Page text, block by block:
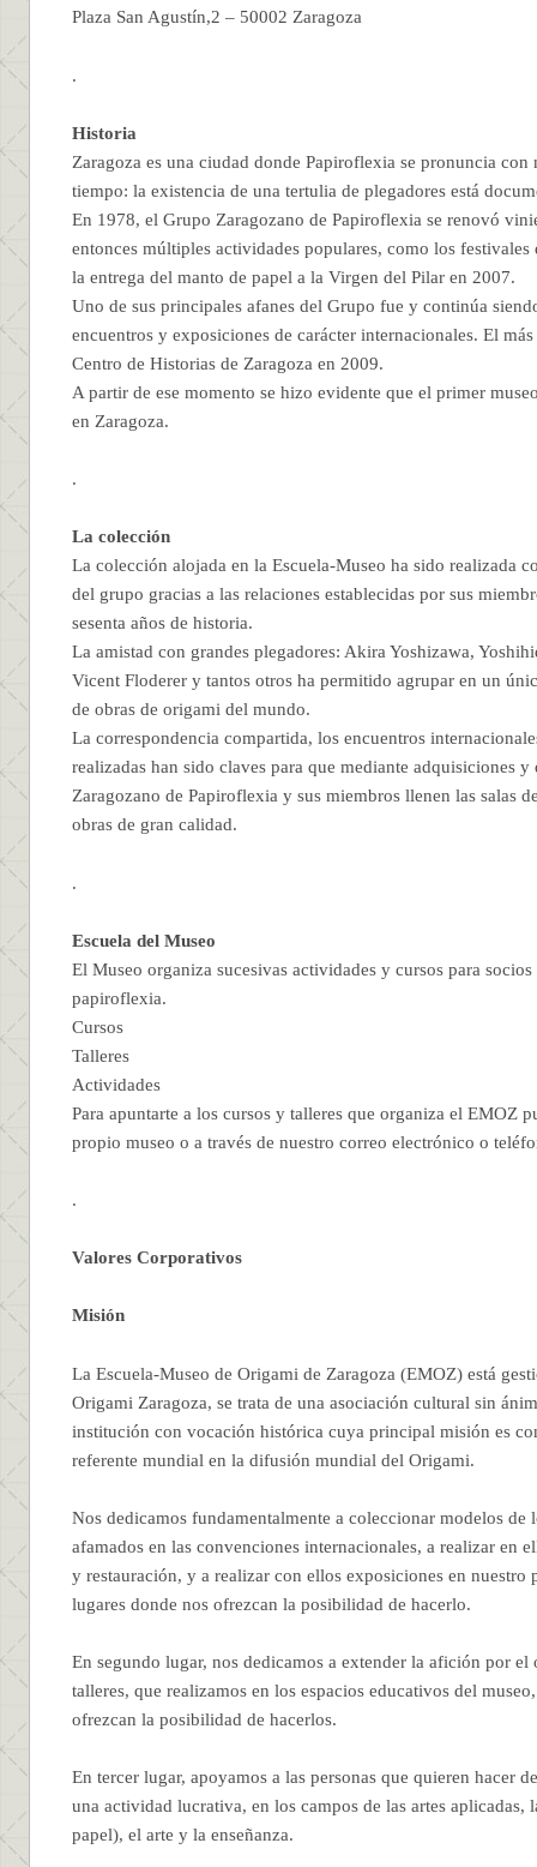
Plaza San Agustín,2 – 50002 Zaragoza
.
Historia
Zaragoza es una ciudad donde Papiroflexia se pronuncia con
tiempo: la existencia de una tertulia de plegadores está
En 1978, el Grupo Zaragozano de Papiroflexia se renovó
entonces múltiples actividades populares, como los festivales
la entrega del manto de papel a la Virgen del Pilar en 2007.
Uno de sus principales afanes del Grupo fue y continúa
encuentros y exposiciones de carácter internacionales. El
Centro de Historias de Zaragoza en 2009.
A partir de ese momento se hizo evidente que el primer
en Zaragoza.
.
La colección
La colección alojada en la Escuela-Museo ha sido realizada
del grupo gracias a las relaciones establecidas por sus
sesenta años de historia.
La amistad con grandes plegadores: Akira Yoshizawa,
Vicent Floderer y tantos otros ha permitido agrupar en un
de obras de origami del mundo.
La correspondencia compartida, los encuentros
realizadas han sido claves para que mediante adquisiciones
Zaragozano de Papiroflexia y sus miembros llenen las salas
obras de gran calidad.
.
Escuela del Museo
El Museo organiza sucesivas actividades y cursos para
papiroflexia.
Cursos
Talleres
Actividades
Para apuntarte a los cursos y talleres que organiza el EMOZ
propio museo o a través de nuestro correo electrónico o
.
Valores Corporativos
Misión
La Escuela-Museo de Origami de Zaragoza (EMOZ) está
Origami Zaragoza, se trata de una asociación cultural sin
institución con vocación histórica cuya principal misión es
referente mundial en la difusión mundial del Origami.
Nos dedicamos fundamentalmente a coleccionar modelos de
afamados en las convenciones internacionales, a realizar en
y restauración, y a realizar con ellos exposiciones en nuestro
lugares donde nos ofrezcan la posibilidad de hacerlo.
En segundo lugar, nos dedicamos a extender la afición por
talleres, que realizamos en los espacios educativos del
ofrezcan la posibilidad de hacerlos.
En tercer lugar, apoyamos a las personas que quieren hacer
una actividad lucrativa, en los campos de las artes
papel), el arte y la enseñanza.